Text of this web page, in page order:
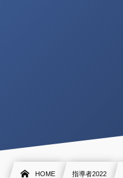
HOME 指導者2022